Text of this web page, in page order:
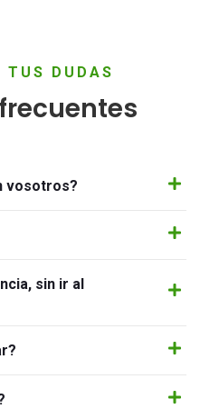
TUS DUDAS
vosotros?
sin ir al